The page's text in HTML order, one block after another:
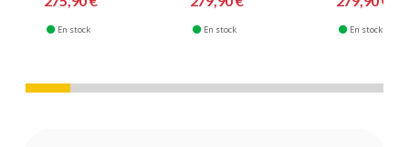
En stock En stock En stock